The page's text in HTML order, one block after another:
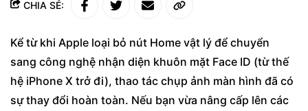
CHIA SẺ:
Kể từ khi Apple loại bỏ nút Home vật lý để chuyển
sang công nghệ nhận diện khuôn mặt Face ID (từ thế
hệ iPhone X trở đi), thao tác chụp ảnh màn hình đã có
sự thay đổi hoàn toàn. Nếu bạn vừa nâng cấp lên các